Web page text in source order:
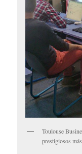
Toulouse
prestigiosos